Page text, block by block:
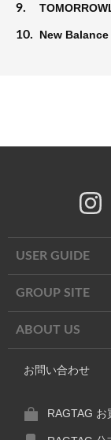
9.
10. New Balance
USER GUIDE
GROUP SITE
ABOUT US
お問い合わせ
RAGTAG お